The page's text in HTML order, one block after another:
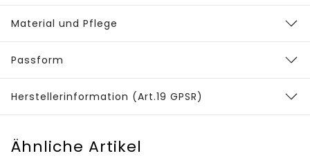
Material und Pflege
Passform
Herstellerinformation (Art.19 GPSR)
Ähnliche Artikel